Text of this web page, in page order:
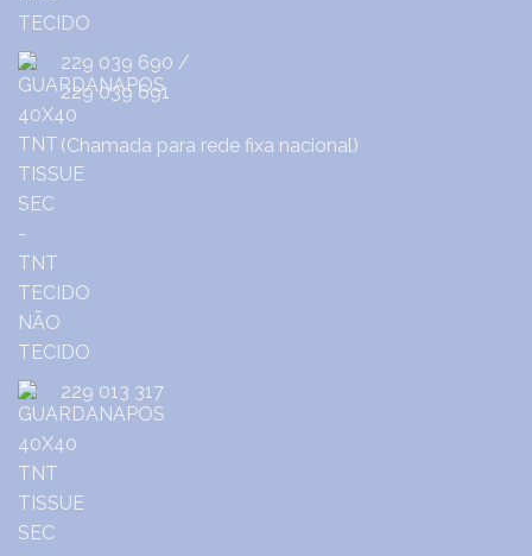
229 039 690 /
229 039 691
(Chamada para rede fixa nacional)
229 013 317